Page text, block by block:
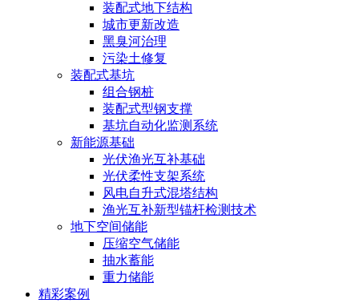
装配式地下结构
城市更新改造
黑臭河治理
污染土修复
装配式基坑
组合钢桩
装配式型钢支撑
基坑自动化监测系统
新能源基础
光伏渔光互补基础
光伏柔性支架系统
风电自升式混塔结构
渔光互补新型锚杆检测技术
地下空间储能
压缩空气储能
抽水蓄能
重力储能
精彩案例